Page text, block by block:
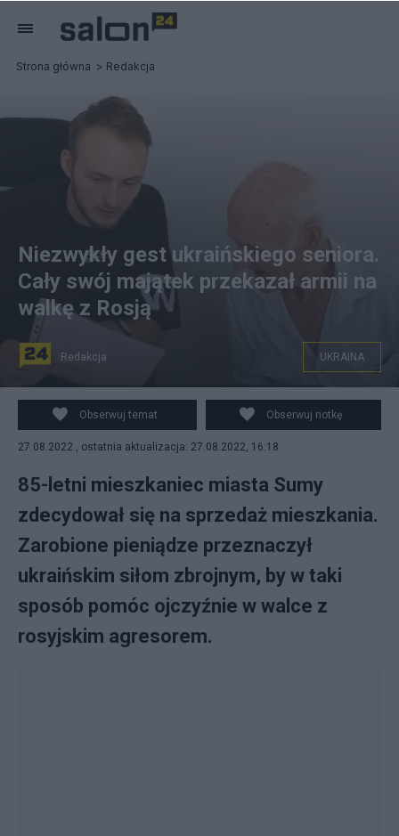
Strona główna Redakcja
Mykoła Iwanowicz przekazał ogromny majątek
ukraińskim siłom zbrojnym.
Niezwykły gest ukraińskiego seniora.
Cały swój majątek przekazał armii na
walkę z Rosją
Redakcja UKRAINA
Obserwuj temat Obserwuj notkę
27.08.2022 , ostatnia aktualizacja: 27.08.2022, 16:18
85-letni mieszkaniec miasta Sumy
zdecydował się na sprzedaż mieszkania.
Zarobione pieniądze przeznaczył
ukraińskim siłom zbrojnym, by w taki
sposób pomóc ojczyźnie w walce z
rosyjskim agresorem.